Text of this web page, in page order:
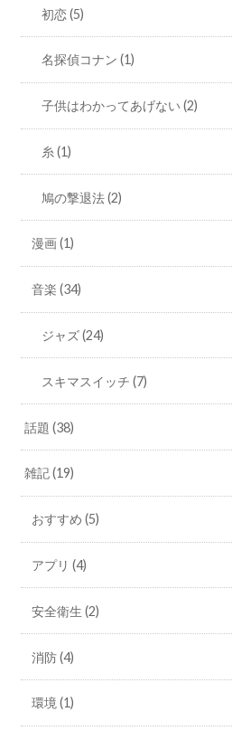
初恋(5)
名探偵コナン(1)
子供はわかってあげない(2)
糸(1)
鳩の撃退法(2)
漫画(1)
音楽 (34)
ジャズ(24)
スキマスイッチ(7)
話題(38)
雑記(19)
おすすめ (5)
アプリ (4)
安全衛生 (2)
消防(4)
環境 (1)